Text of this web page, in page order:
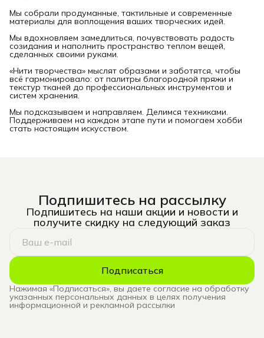
Мы собрали продуманные, тактильные и современные
материалы для воплощения ваших творческих идей.
Мы вдохновляем замедлиться, почувствовать радость
созидания и наполнить пространство теплом вещей,
сделанных своими руками.
«Нити творчества» мыслят образами и заботятся, чтобы
всё гармонировало: от палитры благородной пряжи и
текстур тканей до профессиональных инструментов и
систем хранения.
Мы подсказываем и направляем. Делимся техниками.
Поддерживаем на каждом этапе пути и помогаем хобби
стать настоящим искусством.
Подпишитесь на рассылку
Подпишитесь на наши акции и новости и
получите скидку на следующий заказ
Подписаться
Нажимая «Подписаться», вы даете согласие на обработку
указанных персональных данных в целях получения
информационной и рекламной рассылки